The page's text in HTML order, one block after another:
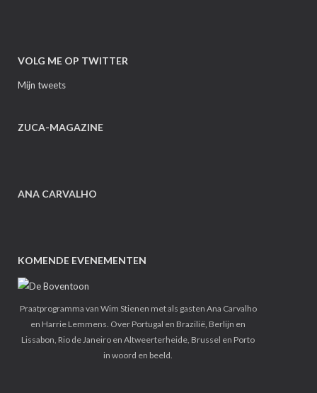
VOLG ME OP TWITTER
Mijn tweets
ZUCA-MAGAZINE
ANA CARVALHO
KOMENDE EVENEMENTEN
Praatprogramma van Wim Stienen met als gasten Ana Carvalho
en Harrie Lemmens. Over Portugal en Brazilië, Berlijn en
Lissabon, Rio de Janeiro en Altweerterheide, Brussel en Porto
in woord en beeld.